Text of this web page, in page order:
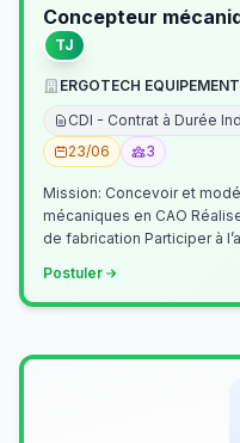
Concepteur
TJ
ERGOTECH
CDI - Contrat à Durée
23/06
3
Mission: Concevoir et
mécaniques en CAO
de fabrication Participer à
Postuler